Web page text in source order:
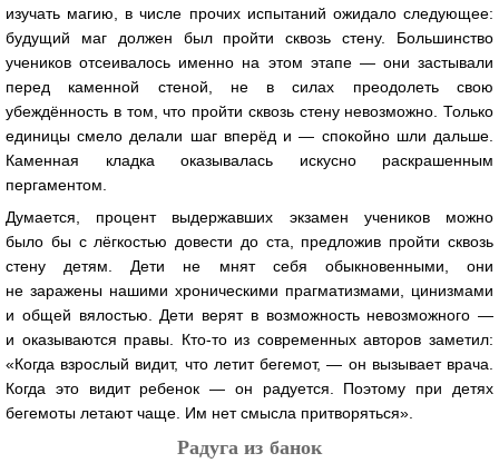
изучать магию, в числе прочих испытаний ожидало следующее:
будущий маг должен был пройти сквозь стену. Большинство
учеников отсеивалось именно на этом этапе — они застывали
перед каменной стеной, не в силах преодолеть свою
убеждённость в том, что пройти сквозь стену невозможно. Только
единицы смело делали шаг вперёд и — спокойно шли дальше.
Каменная кладка оказывалась искусно раскрашенным
пергаментом.
Думается, процент выдержавших экзамен учеников можно
было бы с лёгкостью довести до ста, предложив пройти сквозь
стену детям. Дети не мнят себя обыкновенными, они
не заражены нашими хроническими прагматизмами, цинизмами
и общей вялостью. Дети верят в возможность невозможного —
и оказываются правы. Кто-то из современных авторов заметил:
«Когда взрослый видит, что летит бегемот, — он вызывает врача.
Когда это видит ребенок — он радуется. Поэтому при детях
бегемоты летают чаще. Им нет смысла притворяться».
Радуга из банок